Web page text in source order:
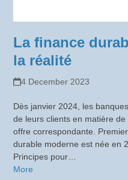
La finance
la réalité
4 December 2023
Dès janvier 2024, les
de leurs clients en matière
offre correspondante.
durable moderne est née en
Principes pour…
More